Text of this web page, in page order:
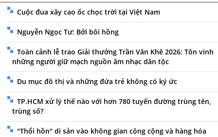
Cuộc đua xây cao ốc chọc trời tại Việt Nam
Nguyễn Ngọc Tư: Bởi bôi hồng
Toàn cảnh lễ trao Giải thưởng Trần Văn Khê 2026: Tôn vinh
những người giữ mạch nguồn âm nhạc dân tộc
Du mục đô thị và những đứa trẻ không có ký ức
TP.HCM xử lý thế nào với hơn 780 tuyến đường trùng tên,
trùng số?
"Thổi hồn" di sản vào không gian công cộng và hàng hóa